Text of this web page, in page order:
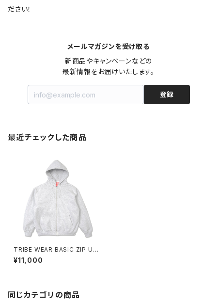
ださい！
メールマガジンを受け取る
新商品やキャンペーンなどの
最新情報をお届けいたします。
登録
最近チェックした商品
TRIBE WEAR BASIC ZIP UP
HOODIE
¥11,000
同じカテゴリの商品